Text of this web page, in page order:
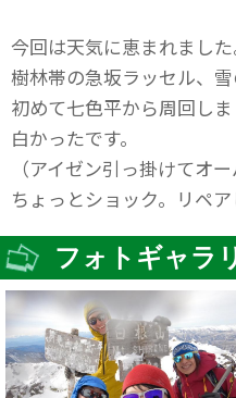
今回は天気に恵まれました
樹林帯の急坂ラッセル、
初めて七色平から周回し
白かったです。
（アイゼン引っ掛けてオ
ちょっとショック。リペア
フォトギャラ